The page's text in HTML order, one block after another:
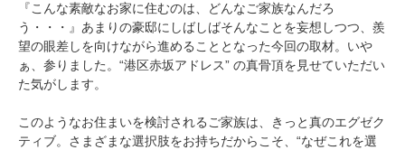
『こんな素敵なお家に住むのは、どんなご家族なんだろ
う・・・』あまりの豪邸にしばしばそんなことを妄想しつつ、羨
望の眼差しを向けながら進めることとなった今回の取材。いや
ぁ、参りました。“港区赤坂アドレス” の真骨頂を見せていただい
た気がします。
このようなお住まいを検討されるご家族は、きっと真のエグゼク
ティブ。さまざまな選択肢をお持ちだからこそ、“なぜこれを選